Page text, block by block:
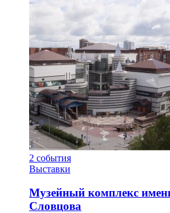
2 события
Выставки
Музейный комплекс
Словцова